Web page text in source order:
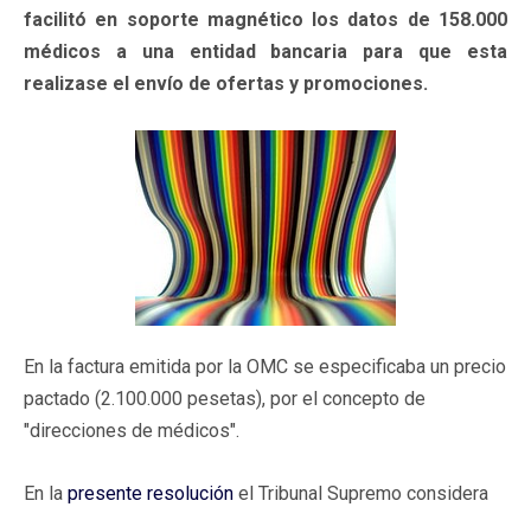
facilitó en soporte magnético los datos de 158.000
médicos a una entidad bancaria para que esta
realizase el envío de ofertas y promociones.
En la factura emitida por la OMC se especificaba un precio
pactado (2.100.000 pesetas), por el concepto de
"direcciones de médicos".
En la presente resolución el Tribunal Supremo considera